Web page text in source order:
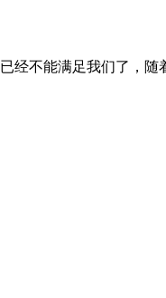
不能满足我们了，随